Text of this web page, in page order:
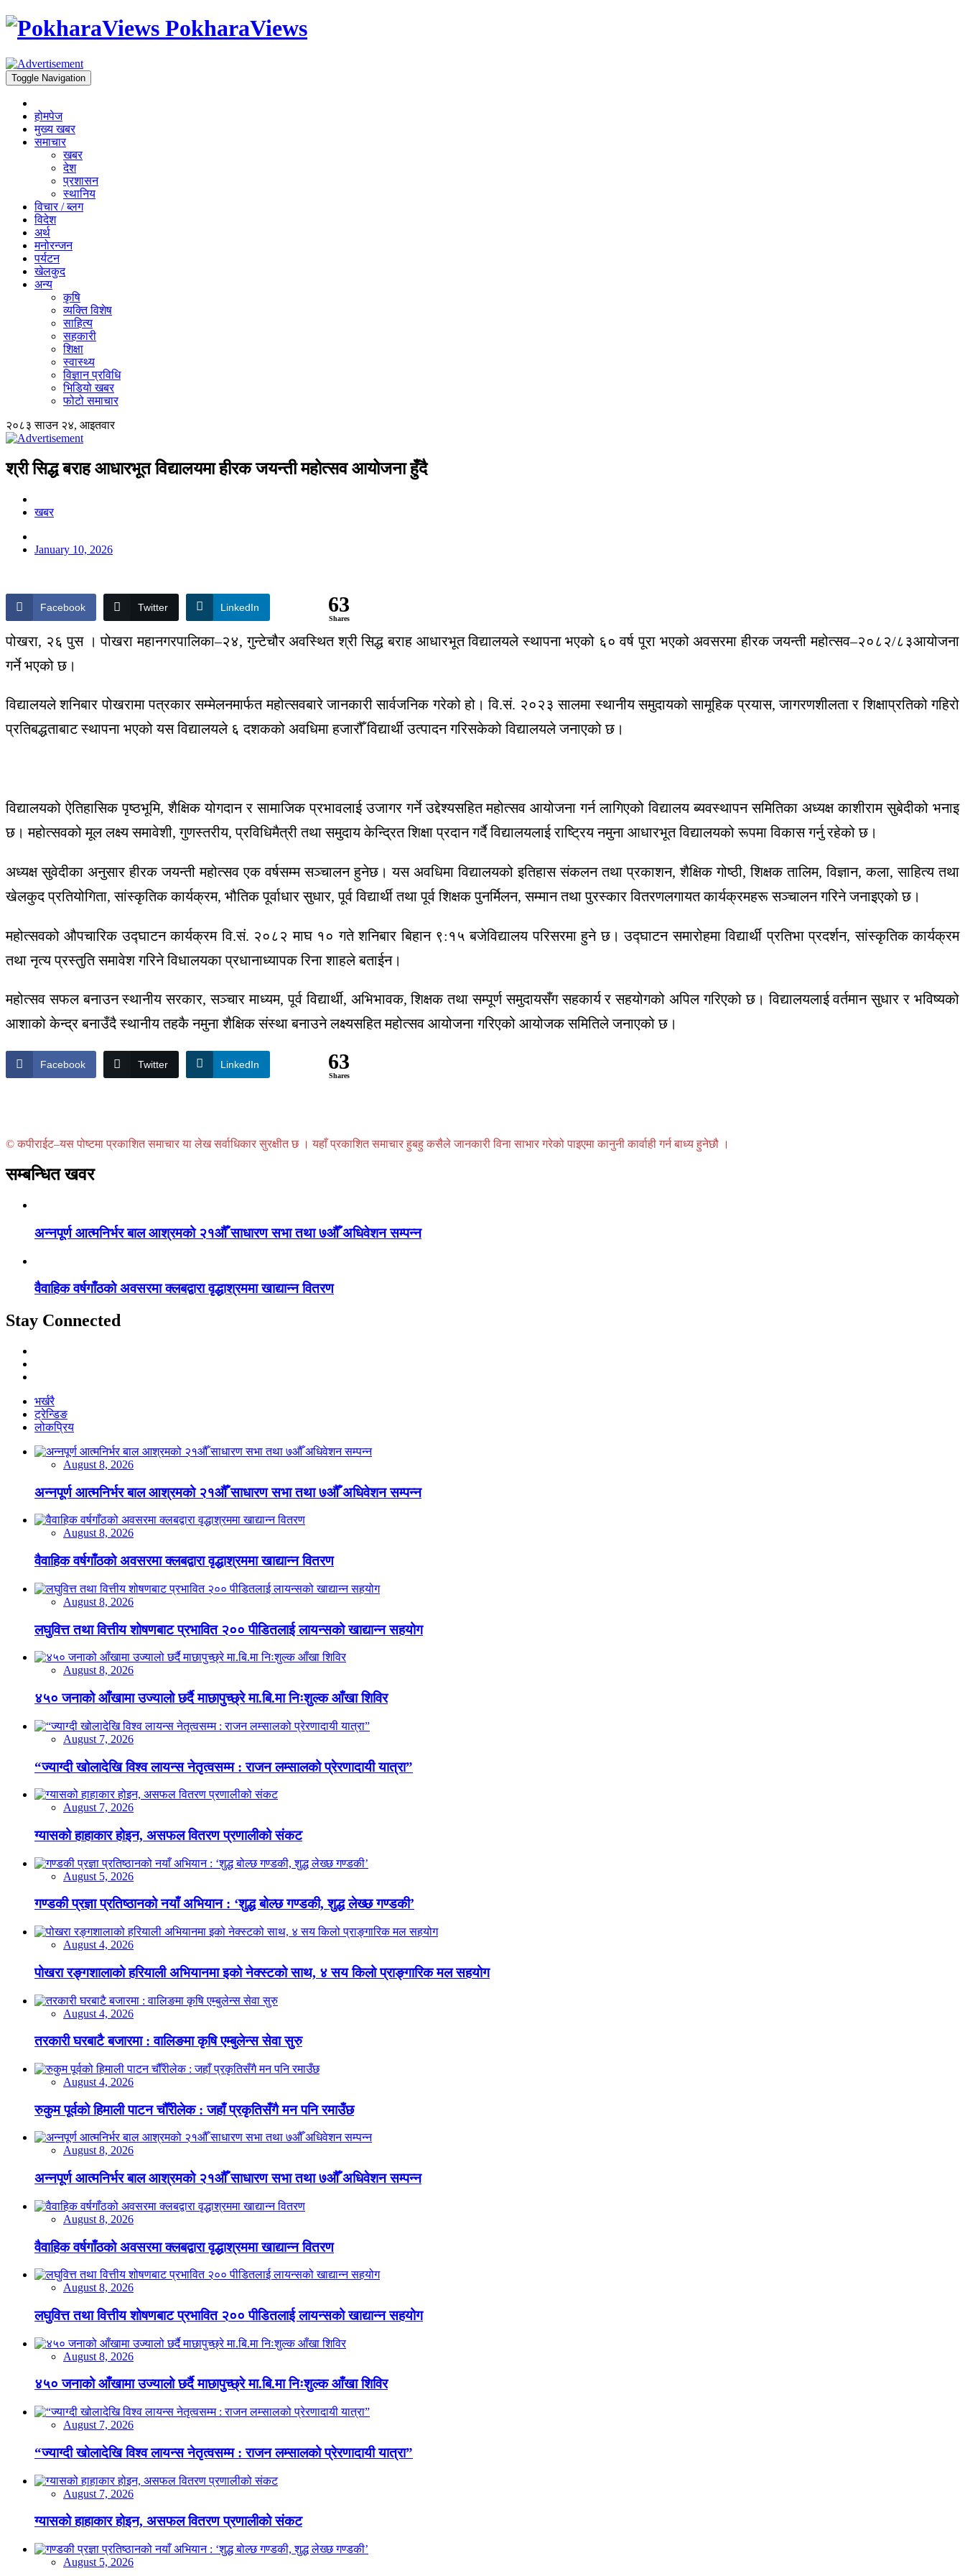
PokharaViews
Toggle Navigation
होमपेज
मुख्य खबर
समाचार
खबर
देश
प्रशासन
स्थानिय
विचार / ब्लग
विदेश
अर्थ
मनोरन्जन
पर्यटन
खेलकुद
अन्य
कृषि
व्यक्ति विशेष
साहित्य
सहकारी
शिक्षा
स्वास्थ्य
विज्ञान प्रविधि
भिडियो खबर
फोटो समाचार
२०८३ साउन २४, आइतवार
श्री सिद्ध बराह आधारभूत विद्यालयमा हीरक जयन्ती महोत्सव आयोजना हुँदै
खबर
January 10, 2026
Facebook Twitter LinkedIn 63
Shares
पोखरा, २६ पुस। पोखरा महानगरपालिका–२४, गुन्टेचौर अवस्थित श्री सिद्ध बराह आधारभूत विद्यालयले स्थापना भएको ६० वर्ष पूरा भएको अवसरमाहीरक जयन्ती महोत्सव–२०८२/८३आयोजना
गर्ने भएको छ।
विद्यालयले शनिबार पोखरामा पत्रकार सम्मेलनमार्फत महोत्सवबारे जानकारी सार्वजनिक गरेको हो। वि.सं. २०२३ सालमा स्थानीय समुदायको सामूहिक प्रयास, जागरणशीलता र शिक्षाप्रतिको गहिरो
प्रतिबद्धताबाट स्थापना भएको यस विद्यालयले ६ दशकको अवधिमा हजारौँ विद्यार्थी उत्पादन गरिसकेको विद्यालयले जनाएको छ।
विद्यालयको ऐतिहासिक पृष्ठभूमि, शैक्षिक योगदान र सामाजिक प्रभावलाई उजागर गर्ने उद्देश्यसहित महोत्सव आयोजना गर्न लागिएको विद्यालय ब्यवस्थापन समितिका अध्यक्ष काशीराम सुबेदीको भनाइ
छ। महोत्सवको मूल लक्ष्य समावेशी, गुणस्तरीय, प्रविधिमैत्री तथा समुदाय केन्द्रित शिक्षा प्रदान गर्दै विद्यालयलाई राष्ट्रिय नमुना आधारभूत विद्यालयको रूपमा विकास गर्नु रहेको छ।
अध्यक्ष सुवेदीका अनुसार हीरक जयन्ती महोत्सव एक वर्षसम्म सञ्चालन हुनेछ। यस अवधिमा विद्यालयको इतिहास संकलन तथा प्रकाशन, शैक्षिक गोष्ठी, शिक्षक तालिम, विज्ञान, कला, साहित्य तथा
खेलकुद प्रतियोगिता, सांस्कृतिक कार्यक्रम, भौतिक पूर्वाधार सुधार, पूर्व विद्यार्थी तथा पूर्व शिक्षक पुनर्मिलन, सम्मान तथा पुरस्कार वितरणलगायत कार्यक्रमहरू सञ्चालन गरिने जनाइएको छ।
महोत्सवको औपचारिक उद्घाटन कार्यक्रमवि.सं. २०८२ माघ १० गते शनिबार बिहान ९:१५ बजेविद्यालय परिसरमा हुने छ। उद्घाटन समारोहमा विद्यार्थी प्रतिभा प्रदर्शन, सांस्कृतिक कार्यक्रम
तथा नृत्य प्रस्तुति समावेश गरिने विधालयका प्रधानाध्यापक रिना शाहले बताईन।
महोत्सव सफल बनाउन स्थानीय सरकार, सञ्चार माध्यम, पूर्व विद्यार्थी, अभिभावक, शिक्षक तथा सम्पूर्ण समुदायसँग सहकार्य र सहयोगको अपिल गरिएको छ। विद्यालयलाई वर्तमान सुधार र भविष्यको
आशाको केन्द्र बनाउँदै स्थानीय तहकै नमुना शैक्षिक संस्था बनाउने लक्ष्यसहित महोत्सव आयोजना गरिएको आयोजक समितिले जनाएको छ।
Facebook Twitter LinkedIn 63
Shares
© कपीराईट–यस पोष्टमा प्रकाशित समाचार या लेख सर्वाधिकार सुरक्षीत छ । यहाँ प्रकाशित समाचार हुबहु कसैले जानकारी विना साभार गरेको पाइएमा कानुनी कार्वाही गर्न बाध्य हुनेछौ ।
सम्बन्धित खवर
अन्नपूर्ण आत्मनिर्भर बाल आश्रमको २१औँ साधारण सभा तथा ७औँ अधिवेशन सम्पन्न
वैवाहिक वर्षगाँठको अवसरमा क्लबद्वारा वृद्धाश्रममा खाद्यान्न वितरण
Stay Connected
भर्खरै
ट्रेन्डिङ
लोकप्रिय
August 8, 2026
अन्नपूर्ण आत्मनिर्भर बाल आश्रमको २१औँ साधारण सभा तथा ७औँ अधिवेशन सम्पन्न
August 8, 2026
वैवाहिक वर्षगाँठको अवसरमा क्लबद्वारा वृद्धाश्रममा खाद्यान्न वितरण
August 8, 2026
लघुवित्त तथा वित्तीय शोषणबाट प्रभावित २०० पीडितलाई लायन्सको खाद्यान्न सहयोग
August 8, 2026
४५० जनाको आँखामा उज्यालो छर्दै माछापुच्छ्रे मा.बि.मा निःशुल्क आँखा शिविर
August 7, 2026
“ज्याग्दी खोलादेखि विश्व लायन्स नेतृत्वसम्म : राजन लम्सालको प्रेरणादायी यात्रा”
August 7, 2026
ग्यासको हाहाकार होइन, असफल वितरण प्रणालीको संकट
August 5, 2026
गण्डकी प्रज्ञा प्रतिष्ठानको नयाँ अभियान : ‘शुद्ध बोल्छ गण्डकी, शुद्ध लेख्छ गण्डकी’
August 4, 2026
पोखरा रङ्गशालाको हरियाली अभियानमा इको नेक्स्टको साथ, ४ सय किलो प्राङ्गारिक मल सहयोग
August 4, 2026
तरकारी घरबाटै बजारमा : वालिङमा कृषि एम्बुलेन्स सेवा सुरु
August 4, 2026
रुकुम पूर्वको हिमाली पाटन चौँरीलेक : जहाँ प्रकृतिसँगै मन पनि रमाउँछ
August 8, 2026
अन्नपूर्ण आत्मनिर्भर बाल आश्रमको २१औँ साधारण सभा तथा ७औँ अधिवेशन सम्पन्न
August 8, 2026
वैवाहिक वर्षगाँठको अवसरमा क्लबद्वारा वृद्धाश्रममा खाद्यान्न वितरण
August 8, 2026
लघुवित्त तथा वित्तीय शोषणबाट प्रभावित २०० पीडितलाई लायन्सको खाद्यान्न सहयोग
August 8, 2026
४५० जनाको आँखामा उज्यालो छर्दै माछापुच्छ्रे मा.बि.मा निःशुल्क आँखा शिविर
August 7, 2026
“ज्याग्दी खोलादेखि विश्व लायन्स नेतृत्वसम्म : राजन लम्सालको प्रेरणादायी यात्रा”
August 7, 2026
ग्यासको हाहाकार होइन, असफल वितरण प्रणालीको संकट
August 5, 2026